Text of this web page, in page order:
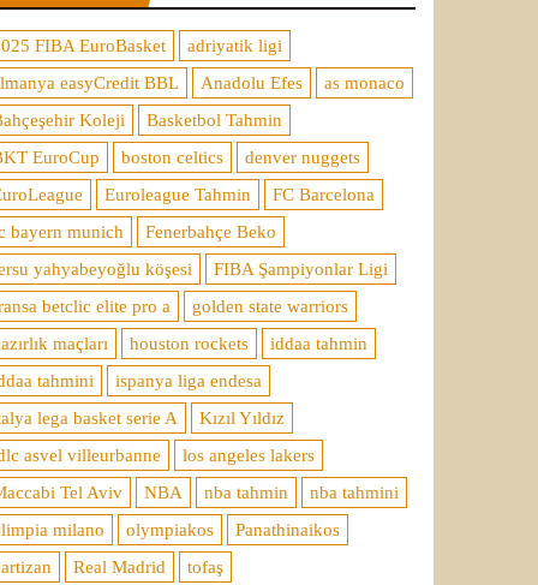
FIBA EuroBasket
adriyatik ligi
easyCredit BBL
Anadolu Efes
as monaco
Koleji
Basketbol Tahmin
EuroCup
boston celtics
denver nuggets
Euroleague Tahmin
FC Barcelona
bayern munich
Fenerbahçe Beko
yahyabeyoğlu köşesi
FIBA Şampiyonlar Ligi
betclic elite pro a
golden state warriors
maçları
houston rockets
iddaa tahmin
tahmini
ispanya liga endesa
lega basket serie A
Kızıl Yıldız
asvel villeurbanne
los angeles lakers
Tel Aviv
NBA nba tahmin
nba tahmini
milano
olympiakos
Panathinaikos
Real Madrid tofaş